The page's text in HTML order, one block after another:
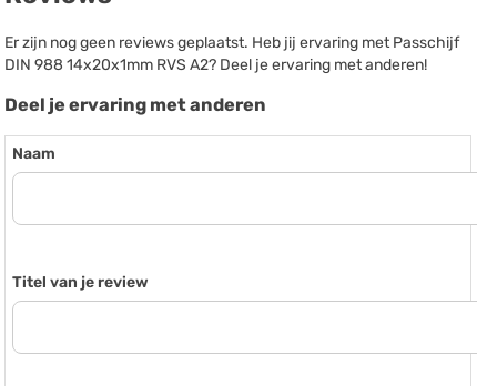
Er zijn nog geen reviews geplaatst. Heb jij ervaring met Passchijf
DIN 988 14x20x1mm RVS A2? Deel je ervaring met anderen!
Deel je ervaring met anderen
Naam
Titel van je review